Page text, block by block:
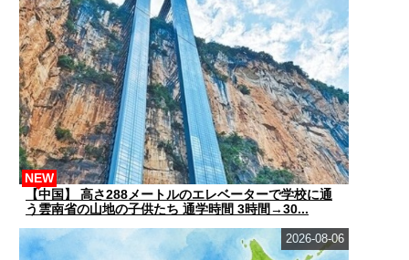
【中国】 高さ288メートルのエレベーターで学校に通
う雲南省の山地の子供たち 通学時間 3時間→30...
NEW
2026-08-06